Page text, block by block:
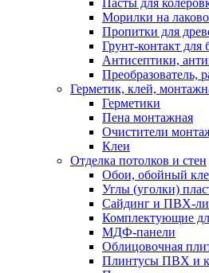
Пасты для
Морилки на
Пропитки для
Грунт-контакт для
Антисептики,
Преобразователь,
Герметик, клей,
Герметики
Пена монтажная
Очистители
Клеи
Отделка потолков и стен
Обои, обойный
Углы (уголки)
Сайдинг и ПВХ-
Комплектующие
МДФ-панели
Облицовочная
Плинтусы ПВХ и